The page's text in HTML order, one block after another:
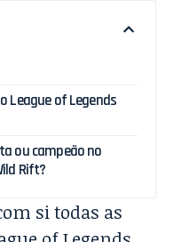
League of Legends
ou campeão no
Rift?
si todas as